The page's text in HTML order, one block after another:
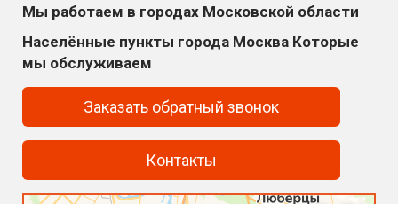
Мы работаем в городах Московской области
Населённые пункты города Москва Которые
мы обслуживаем
Заказать обратный звонок
Контакты